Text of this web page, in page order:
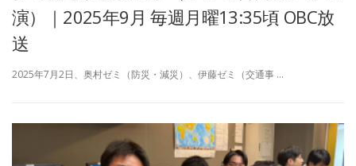
演）｜2025年9月 毎週月曜13:35頃 OBC放
送
2025年7月2日、奥村ゼミ（防災・減災）、伊藤ゼミ（交通事 …